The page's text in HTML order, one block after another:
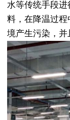
水等传统手段
料，在降温过
境产生污染，并